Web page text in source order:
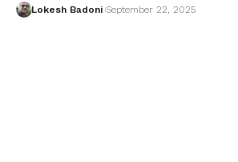
Lokesh Badoni September 22, 2025